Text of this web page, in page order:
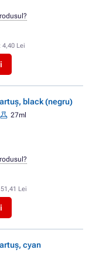
4,40 Lei
black (negru)
27ml
51,41 Lei
cyan